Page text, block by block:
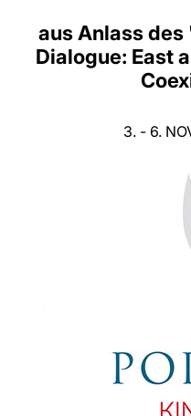
aus Anlass
Dialogue: East
3. - 6.